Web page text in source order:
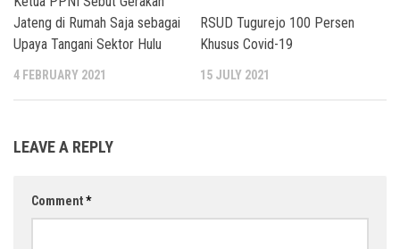
Jateng di Rumah Saja sebagai
Upaya Tangani Sektor Hulu
4 FEBRUARY 2021
RSUD Tugurejo 100 Persen
Khusus Covid-19
15 JULY 2021
LEAVE A REPLY
Comment*